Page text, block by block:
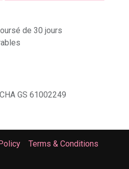
de 30 jours
GS 61002249
Terms & Conditions